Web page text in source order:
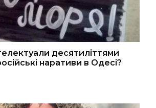
десятиліттями
наративи в Одесі?